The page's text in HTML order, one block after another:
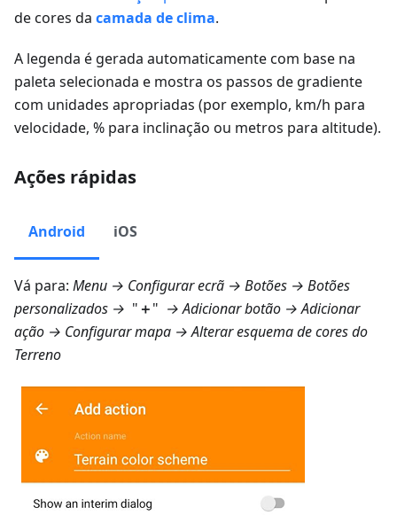
de cores da camada de clima.
A legenda é gerada automaticamente com base na
paleta selecionada e mostra os passos de gradiente
com unidades apropriadas (por exemplo, km/h para
velocidade, % para inclinação ou metros para altitude).
Ações rápidas
Android iOS
Vá para: Menu → Configurar ecrã → Botões → Botões
personalizados → " ＋" →Adicionar botão → Adicionar
ação → Configurar mapa → Alterar esquema de cores do
Terreno